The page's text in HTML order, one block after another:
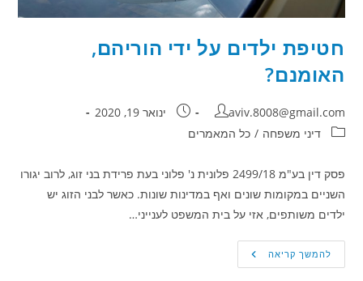
חטיפת ילדים על ידי הוריהם,
האומנם?
מחבר:
aviv.8008@gmail.com פורסם:ינואר 19, 2020
קטגוריה:דיני משפחה / כל המאמרים
פסק דין בע"מ 2499/18 פלונית נ' פלוני בעת פרידת בני זוג, לרוב יגורו
השניים במקומות שונים ואף במדינות שונות. כאשר לבני הזוג יש
ילדים משותפים, אזי על בית המשפט לענייני…
להמשך קריאהחטיפת
ילדים